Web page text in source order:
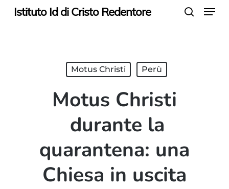
SkipIstituto Id di Cristo Redentore Menu
Motus Christi Perù
Motus Christi
durante la
quarantena: una
Chiesa in uscita